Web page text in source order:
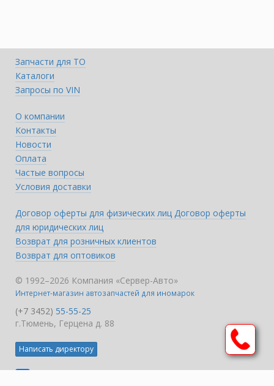
Запчасти для ТО
Каталоги
Запросы по VIN
О компании
Контакты
Новости
Оплата
Частые вопросы
Условия доставки
Договор оферты для физических лиц Договор оферты
для юридических лиц
Возврат для розничных клиентов
Возврат для оптовиков
© 1992–2026 Компания «Сервер-Авто»
Интернет-магазин автозапчастей для иномарок
(+7 3452) 55-55-25
г.Тюмень, Герцена д. 88
Написать директору